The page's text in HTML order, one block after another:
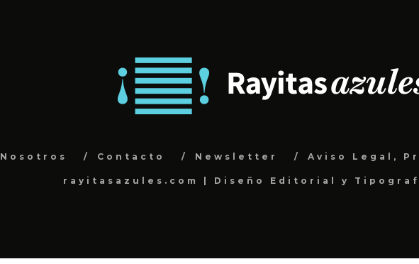
Nosotros Contacto Newsletter Aviso Legal,
rayitasazules.com | Diseño Editorial y